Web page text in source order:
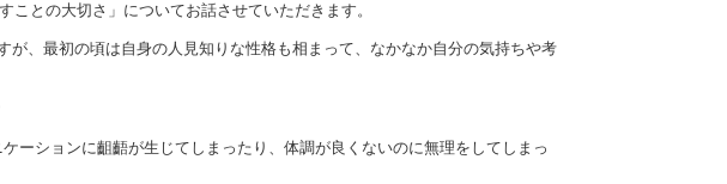
との大切さ」についてお話させていただきます。
、最初の頃は自身の人見知りな性格も相まって、なかなか自分の気持ちや考
ーションに齟齬が生じてしまったり、体調が良くないのに無理をしてしまっ